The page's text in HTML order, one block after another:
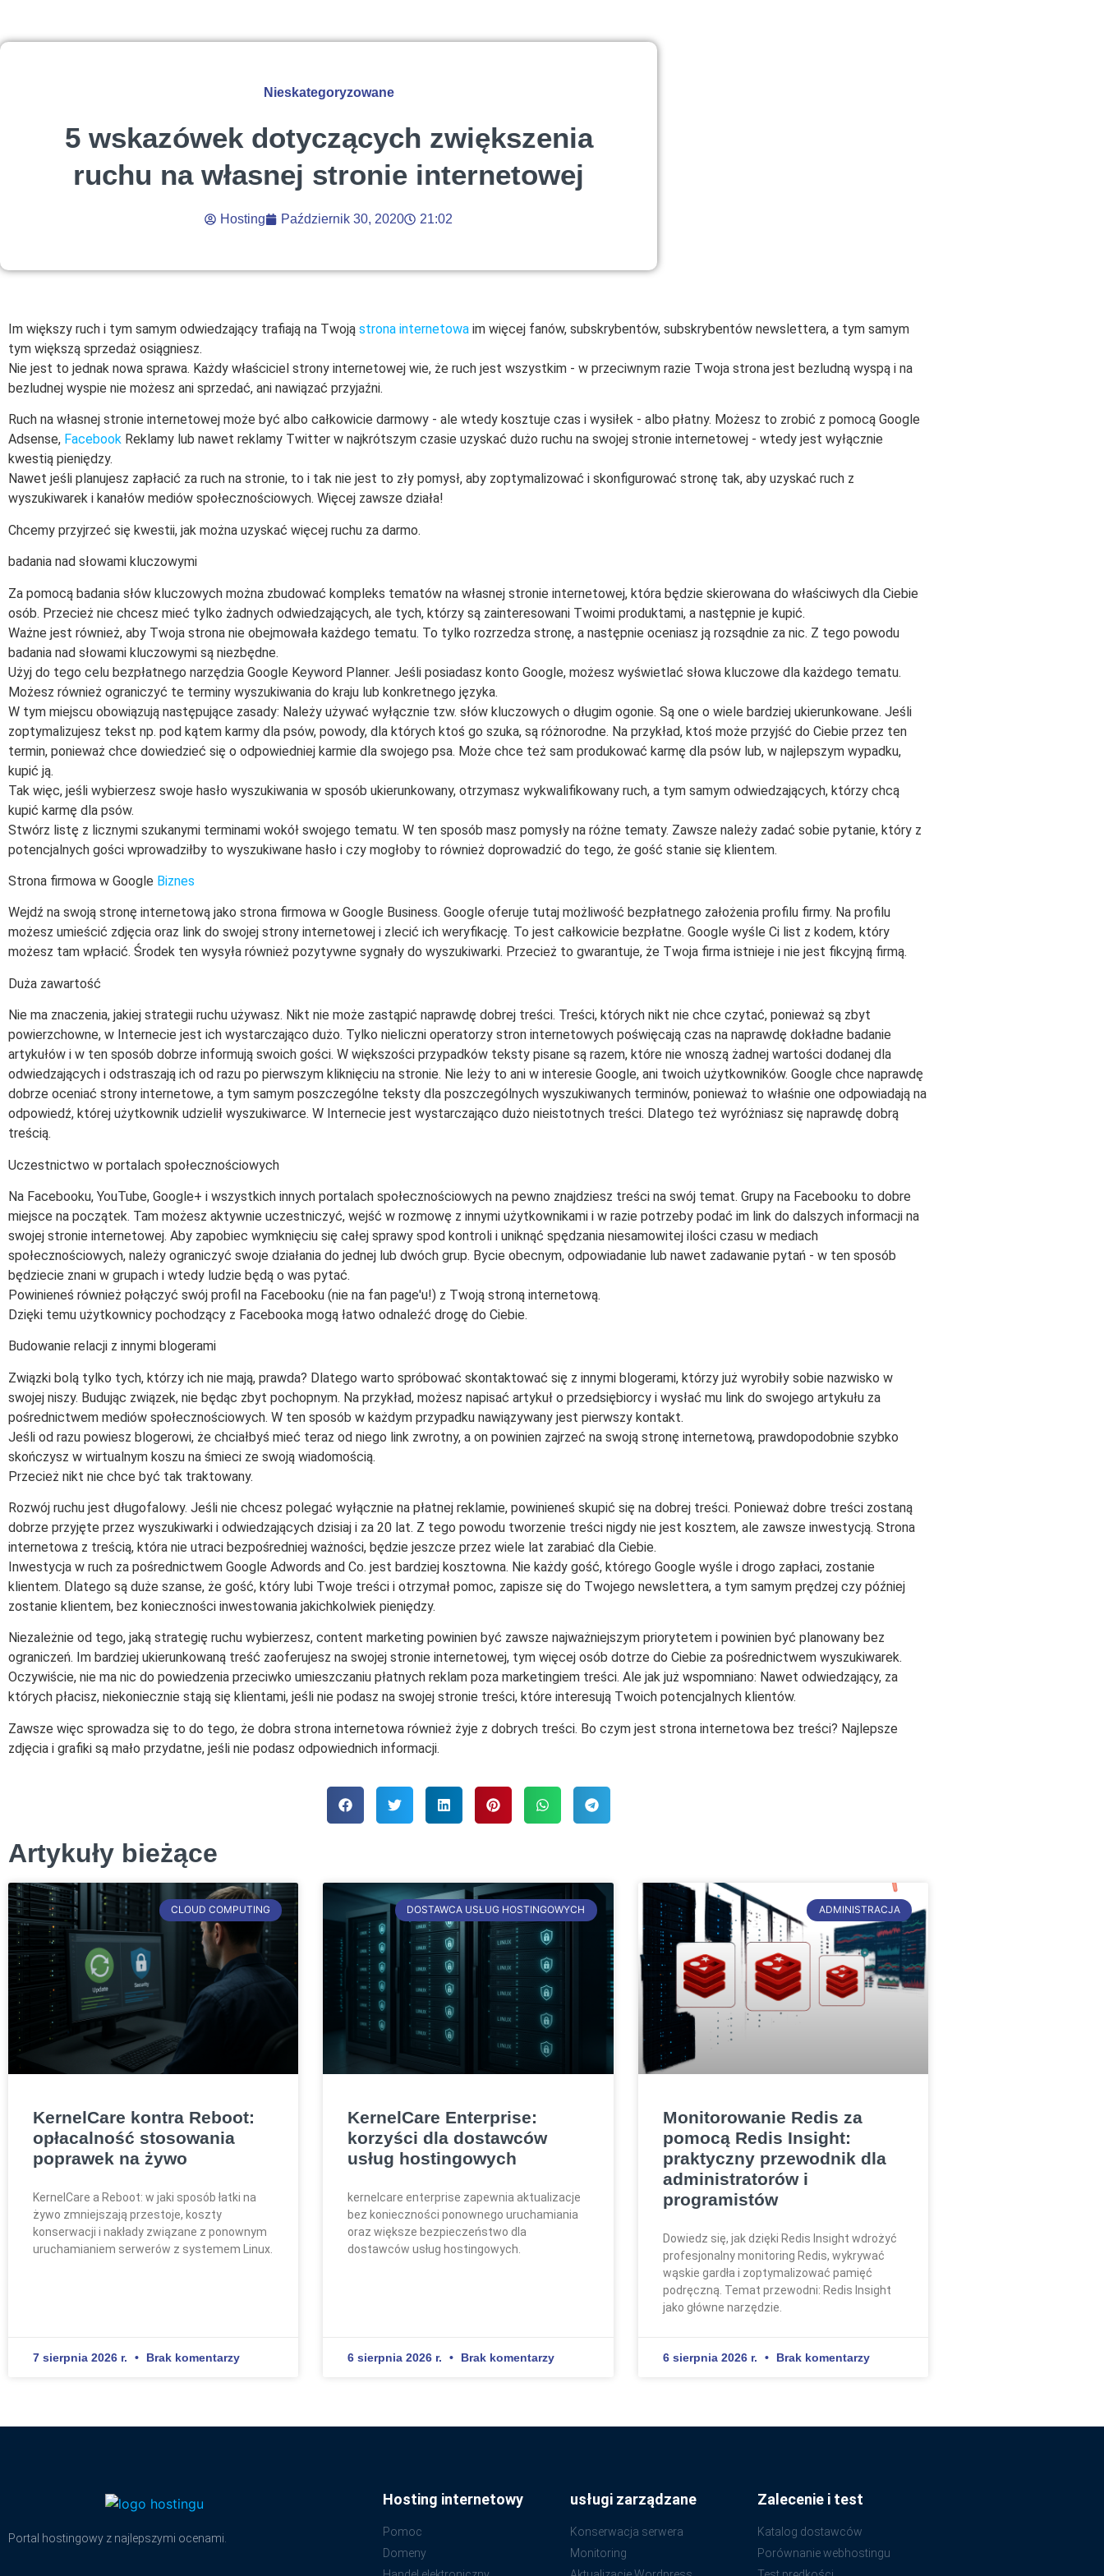
Nieskategoryzowane
5 wskazówek dotyczących zwiększenia
ruchu na własnej stronie internetowej
Hosting Październik 30, 2020 21:02
Im większy ruch i tym samym odwiedzający trafiają na Twoją strona internetowa im więcej fanów, subskrybentów, subskrybentów newslettera, a tym samym
tym większą sprzedaż osiągniesz.
Nie jest to jednak nowa sprawa. Każdy właściciel strony internetowej wie, że ruch jest wszystkim - w przeciwnym razie Twoja strona jest bezludną wyspą i na
bezludnej wyspie nie możesz ani sprzedać, ani nawiązać przyjaźni.
Ruch na własnej stronie internetowej może być albo całkowicie darmowy - ale wtedy kosztuje czas i wysiłek - albo płatny. Możesz to zrobić z pomocą Google
Adsense, Facebook Reklamy lub nawet reklamy Twitter w najkrótszym czasie uzyskać dużo ruchu na swojej stronie internetowej - wtedy jest wyłącznie
kwestią pieniędzy.
Nawet jeśli planujesz zapłacić za ruch na stronie, to i tak nie jest to zły pomysł, aby zoptymalizować i skonfigurować stronę tak, aby uzyskać ruch z
wyszukiwarek i kanałów mediów społecznościowych. Więcej zawsze działa!
Chcemy przyjrzeć się kwestii, jak można uzyskać więcej ruchu za darmo.
badania nad słowami kluczowymi
Za pomocą badania słów kluczowych można zbudować kompleks tematów na własnej stronie internetowej, która będzie skierowana do właściwych dla Ciebie
osób. Przecież nie chcesz mieć tylko żadnych odwiedzających, ale tych, którzy są zainteresowani Twoimi produktami, a następnie je kupić.
Ważne jest również, aby Twoja strona nie obejmowała każdego tematu. To tylko rozrzedza stronę, a następnie oceniasz ją rozsądnie za nic. Z tego powodu
badania nad słowami kluczowymi są niezbędne.
Użyj do tego celu bezpłatnego narzędzia Google Keyword Planner. Jeśli posiadasz konto Google, możesz wyświetlać słowa kluczowe dla każdego tematu.
Możesz również ograniczyć te terminy wyszukiwania do kraju lub konkretnego języka.
W tym miejscu obowiązują następujące zasady: Należy używać wyłącznie tzw. słów kluczowych o długim ogonie. Są one o wiele bardziej ukierunkowane. Jeśli
zoptymalizujesz tekst np. pod kątem karmy dla psów, powody, dla których ktoś go szuka, są różnorodne. Na przykład, ktoś może przyjść do Ciebie przez ten
termin, ponieważ chce dowiedzieć się o odpowiedniej karmie dla swojego psa. Może chce też sam produkować karmę dla psów lub, w najlepszym wypadku,
kupić ją.
Tak więc, jeśli wybierzesz swoje hasło wyszukiwania w sposób ukierunkowany, otrzymasz wykwalifikowany ruch, a tym samym odwiedzających, którzy chcą
kupić karmę dla psów.
Stwórz listę z licznymi szukanymi terminami wokół swojego tematu. W ten sposób masz pomysły na różne tematy. Zawsze należy zadać sobie pytanie, który z
potencjalnych gości wprowadziłby to wyszukiwane hasło i czy mogłoby to również doprowadzić do tego, że gość stanie się klientem.
Strona firmowa w Google Biznes
Wejdź na swoją stronę internetową jako strona firmowa w Google Business. Google oferuje tutaj możliwość bezpłatnego założenia profilu firmy. Na profilu
możesz umieścić zdjęcia oraz link do swojej strony internetowej i zlecić ich weryfikację. To jest całkowicie bezpłatne. Google wyśle Ci list z kodem, który
możesz tam wpłacić. Środek ten wysyła również pozytywne sygnały do wyszukiwarki. Przecież to gwarantuje, że Twoja firma istnieje i nie jest fikcyjną firmą.
Duża zawartość
Nie ma znaczenia, jakiej strategii ruchu używasz. Nikt nie może zastąpić naprawdę dobrej treści. Treści, których nikt nie chce czytać, ponieważ są zbyt
powierzchowne, w Internecie jest ich wystarczająco dużo. Tylko nieliczni operatorzy stron internetowych poświęcają czas na naprawdę dokładne badanie
artykułów i w ten sposób dobrze informują swoich gości. W większości przypadków teksty pisane są razem, które nie wnoszą żadnej wartości dodanej dla
odwiedzających i odstraszają ich od razu po pierwszym kliknięciu na stronie. Nie leży to ani w interesie Google, ani twoich użytkowników. Google chce naprawdę
dobrze oceniać strony internetowe, a tym samym poszczególne teksty dla poszczególnych wyszukiwanych terminów, ponieważ to właśnie one odpowiadają na
odpowiedź, której użytkownik udzielił wyszukiwarce. W Internecie jest wystarczająco dużo nieistotnych treści. Dlatego też wyróżniasz się naprawdę dobrą
treścią.
Uczestnictwo w portalach społecznościowych
Na Facebooku, YouTube, Google+ i wszystkich innych portalach społecznościowych na pewno znajdziesz treści na swój temat. Grupy na Facebooku to dobre
miejsce na początek. Tam możesz aktywnie uczestniczyć, wejść w rozmowę z innymi użytkownikami i w razie potrzeby podać im link do dalszych informacji na
swojej stronie internetowej. Aby zapobiec wymknięciu się całej sprawy spod kontroli i uniknąć spędzania niesamowitej ilości czasu w mediach
społecznościowych, należy ograniczyć swoje działania do jednej lub dwóch grup. Bycie obecnym, odpowiadanie lub nawet zadawanie pytań - w ten sposób
będziecie znani w grupach i wtedy ludzie będą o was pytać.
Powinieneś również połączyć swój profil na Facebooku (nie na fan page'u!) z Twoją stroną internetową.
Dzięki temu użytkownicy pochodzący z Facebooka mogą łatwo odnaleźć drogę do Ciebie.
Budowanie relacji z innymi blogerami
Związki bolą tylko tych, którzy ich nie mają, prawda? Dlatego warto spróbować skontaktować się z innymi blogerami, którzy już wyrobiły sobie nazwisko w
swojej niszy. Budując związek, nie będąc zbyt pochopnym. Na przykład, możesz napisać artykuł o przedsiębiorcy i wysłać mu link do swojego artykułu za
pośrednictwem mediów społecznościowych. W ten sposób w każdym przypadku nawiązywany jest pierwszy kontakt.
Jeśli od razu powiesz blogerowi, że chciałbyś mieć teraz od niego link zwrotny, a on powinien zajrzeć na swoją stronę internetową, prawdopodobnie szybko
skończysz w wirtualnym koszu na śmieci ze swoją wiadomością.
Przecież nikt nie chce być tak traktowany.
Rozwój ruchu jest długofalowy. Jeśli nie chcesz polegać wyłącznie na płatnej reklamie, powinieneś skupić się na dobrej treści. Ponieważ dobre treści zostaną
dobrze przyjęte przez wyszukiwarki i odwiedzających dzisiaj i za 20 lat. Z tego powodu tworzenie treści nigdy nie jest kosztem, ale zawsze inwestycją. Strona
internetowa z treścią, która nie utraci bezpośredniej ważności, będzie jeszcze przez wiele lat zarabiać dla Ciebie.
Inwestycja w ruch za pośrednictwem Google Adwords and Co. jest bardziej kosztowna. Nie każdy gość, którego Google wyśle i drogo zapłaci, zostanie
klientem. Dlatego są duże szanse, że gość, który lubi Twoje treści i otrzymał pomoc, zapisze się do Twojego newslettera, a tym samym prędzej czy później
zostanie klientem, bez konieczności inwestowania jakichkolwiek pieniędzy.
Niezależnie od tego, jaką strategię ruchu wybierzesz, content marketing powinien być zawsze najważniejszym priorytetem i powinien być planowany bez
ograniczeń. Im bardziej ukierunkowaną treść zaoferujesz na swojej stronie internetowej, tym więcej osób dotrze do Ciebie za pośrednictwem wyszukiwarek.
Oczywiście, nie ma nic do powiedzenia przeciwko umieszczaniu płatnych reklam poza marketingiem treści. Ale jak już wspomniano: Nawet odwiedzający, za
których płacisz, niekoniecznie stają się klientami, jeśli nie podasz na swojej stronie treści, które interesują Twoich potencjalnych klientów.
Zawsze więc sprowadza się to do tego, że dobra strona internetowa również żyje z dobrych treści. Bo czym jest strona internetowa bez treści? Najlepsze
zdjęcia i grafiki są mało przydatne, jeśli nie podasz odpowiednich informacji.
Artykuły bieżące
CLOUD COMPUTING
KernelCare kontra Reboot:
opłacalność stosowania
poprawek na żywo
KernelCare a Reboot: w jaki sposób łatki na
żywo zmniejszają przestoje, koszty
konserwacji i nakłady związane z ponownym
uruchamianiem serwerów z systemem Linux.
7 sierpnia 2026 r. Brak komentarzy
DOSTAWCA USŁUG HOSTINGOWYCH
KernelCare Enterprise:
korzyści dla dostawców
usług hostingowych
kernelcare enterprise zapewnia aktualizacje
bez konieczności ponownego uruchamiania
oraz większe bezpieczeństwo dla
dostawców usług hostingowych.
6 sierpnia 2026 r. Brak komentarzy
ADMINISTRACJA
Monitorowanie Redis za
pomocą Redis Insight:
praktyczny przewodnik dla
administratorów i
programistów
Dowiedz się, jak dzięki Redis Insight wdrożyć
profesjonalny monitoring Redis, wykrywać
wąskie gardła i zoptymalizować pamięć
podręczną. Temat przewodni: Redis Insight
jako główne narzędzie.
6 sierpnia 2026 r. Brak komentarzy
Portal hostingowy z najlepszymi ocenami.
Hosting internetowy
Pomoc
Domeny
usługi zarządzane
Konserwacja serwera
Monitoring
Zalecenie i test
Katalog dostawców
Porównanie webhostingu